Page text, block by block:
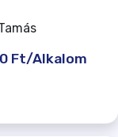
Ft/Alkalom